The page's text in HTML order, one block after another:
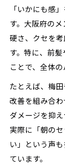
「いかにも感
す。大阪府の
硬さ、クセを
す。特に、前
ことで、全体の
たとえば、梅
改善を組み合わ
ダメージを抑え
実際に「朝の
い」という声
ています。